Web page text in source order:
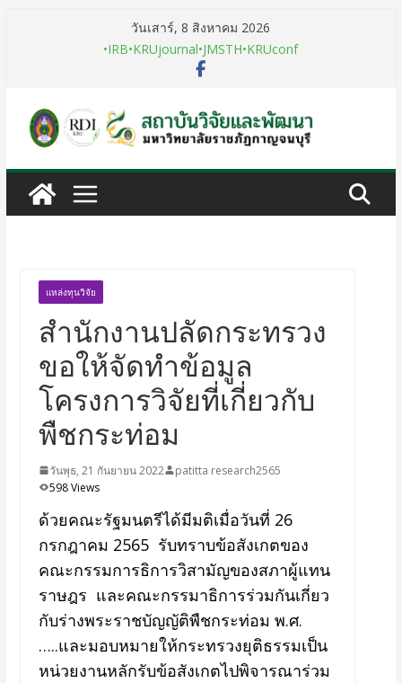
วันเสาร์, 8 สิงหาคม 2026
•IRB•KRUjournal•JMSTH•KRUconf
แหล่งทุนวิจัย
สำนักงานปลัดกระทรวง
ขอให้จัดทำข้อมูล
โครงการวิจัยที่เกี่ยวกับ
พืชกระท่อม
วันพุธ, 21 กันยายน 2022
patitta research2565
598 Views
ด้วยคณะรัฐมนตรีได้มีมติเมื่อวันที่ 26
กรกฎาคม 2565 รับทราบข้อสังเกตของ
คณะกรรมการธิการวิสามัญของสภาผู้แทน
ราษฎร และคณะกรรมาธิการร่วมกันเกี่ยว
กับร่างพระราชบัญญัติพืชกระท่อม พ.ศ.
…..และมอบหมายให้กระทรวงยุติธรรมเป็น
หน่วยงานหลักรับข้อสังเกตไปพิจารณาร่วม